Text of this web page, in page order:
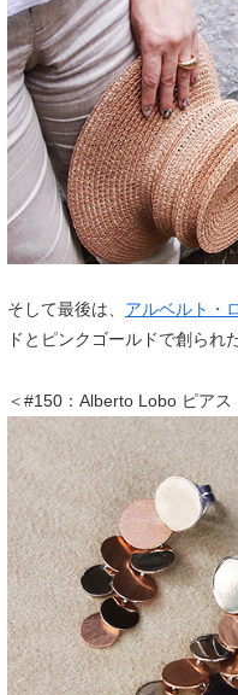
そして最後は、 アルベルト・
ドとピンクゴールドで創られ
＜#150：Alberto Lobo ピアス